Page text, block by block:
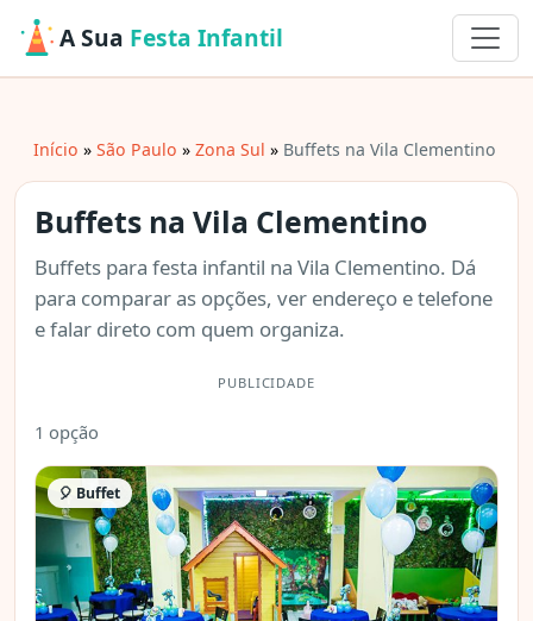
A Sua Festa Infantil
Início São Paulo Zona Sul Buffets na Vila Clementino
Buffets na Vila Clementino
Buffets para festa infantil na Vila Clementino. Dá
para comparar as opções, ver endereço e telefone
e falar direto com quem organiza.
PUBLICIDADE
1 opção
🎈 Buffet